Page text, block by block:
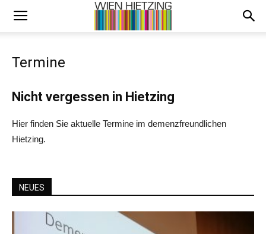
Termine
Nicht vergessen in Hietzing
Hier finden Sie aktuelle Termine im demenzfreundlichen
Hietzing.
NEUES